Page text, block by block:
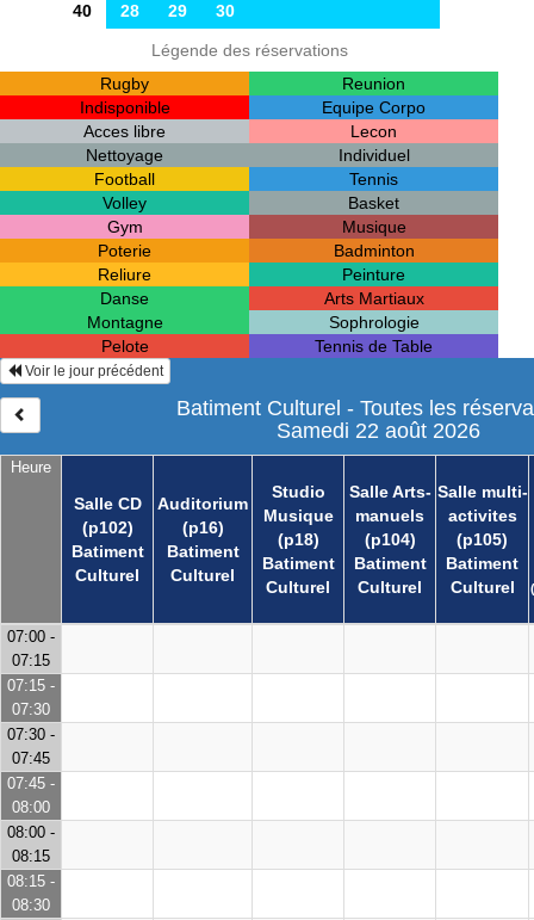
40
28 29 30
Légende des réservations
Rugby
Reunion
Indisponible
Equipe Corpo
Acces libre
Lecon
Nettoyage
Individuel
Football
Tennis
Volley
Basket
Gym
Musique
Poterie
Badminton
Reliure
Peinture
Danse
Arts Martiaux
Montagne
Sophrologie
Pelote
Tennis de Table
Heure
Salle CD
(p102)
Batiment
Culturel
Auditorium
(p16)
Batiment
Culturel
Studio
Musique
(p18)
Batiment
Culturel
Salle Arts-
manuels
(p104)
Batiment
Culturel
Salle multi-
activites
(p105)
Batiment
Culturel
Voir le jour précédent
Batiment Culturel - Toutes les
Samedi 22 août 2026
07:00 -
07:15
07:15 -
07:30
07:30 -
07:45
07:45 -
08:00
08:00 -
08:15
08:15 -
08:30